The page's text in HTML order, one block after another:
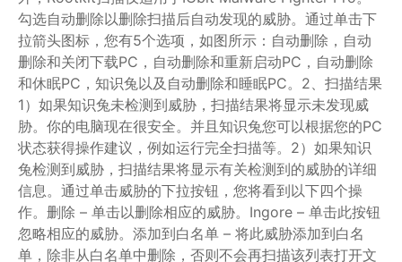
勾选自动删除以删除扫描后自动发现的威胁。通过单击下
拉箭头图标，您有5个选项，如图所示：自动删除，自动
删除和关闭下载PC，自动删除和重新启动PC，自动删除
和休眠PC，知识兔以及自动删除和睡眠PC。2、扫描结果
1）如果知识兔未检测到威胁，扫描结果将显示未发现威
胁。你的电脑现在很安全。并且知识兔您可以根据您的PC
状态获得操作建议，例如运行完全扫描等。2）如果知识
兔检测到威胁，扫描结果将显示有关检测到的威胁的详细
信息。通过单击威胁的下拉按钮，您将看到以下四个操
作。删除 – 单击以删除相应的威胁。Ingore – 单击此按钮
忽略相应的威胁。添加到白名单 – 将此威胁添加到白名
单，除非从白名单中删除，否则不会再扫描该列表打开文